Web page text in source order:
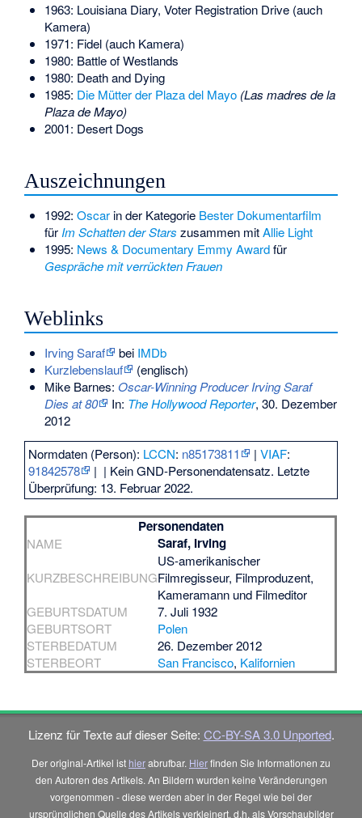
1963: Louisiana Diary, Voter Registration Drive (auch
Kamera)
1971: Fidel (auch Kamera)
1980: Battle of Westlands
1980: Death and Dying
1985: Die Mütter der Plaza del Mayo (Las madres de la
Plaza de Mayo)
2001: Desert Dogs
Auszeichnungen
1992: Oscarin der Kategorie Bester Dokumentarfilm
für Im Schatten der Stars zusammen mitAllie Light
1995: News & Documentary Emmy Awardfür
Gespräche mit verrückten Frauen
Weblinks
Irving Saraf bei IMDb
Kurzlebenslauf
(englisch)
Mike Barnes: Oscar-Winning Producer Irving Saraf
Dies at 80
In: The Hollywood Reporter, 30. Dezember
2012
Normdaten (Person): LCCN: n85173811 |VIAF:
91842578
| | Kein GND-Personendatensatz. Letzte
Überprüfung: 13. Februar 2022.
Personendaten
NAME Saraf, Irving
KURZBESCHREIBUNG
US-amerikanischer
Filmregisseur, Filmproduzent,
Kameramann und Filmeditor
GEBURTSDATUM
7. Juli 1932
GEBURTSORT
Polen
STERBEDATUM
26. Dezember 2012
STERBEORT
San Francisco, Kalifornien
Lizenz für Texte auf dieser Seite: CC-BY-SA 3.0 Unported.
Der original-Artikel ist hierabrufbar. Hierfinden Sie Informationen zu
den Autoren des Artikels. An Bildern wurden keine Veränderungen
vorgenommen - diese werden aber in der Regel wie bei der
ursprünglichen Quelle des Artikels verkleinert, d.h. als Vorschaubilder